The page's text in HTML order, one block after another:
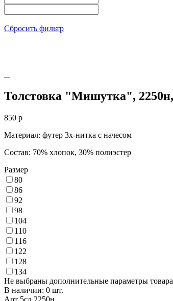
Сбросить фильтр
Толстовка "Мишутка", 2250н,
850 p
Материал: футер 3х-нитка с начесом
Состав: 70% хлопок, 30% полиэстер
Размер
80
86
92
98
104
110
116
122
128
134
Не выбраны дополнительные параметры товара
В наличии: 0 шт.
Арт 5сл 2250н